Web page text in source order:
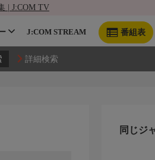
| J:COM TV
番組表
J:COM STREAM
詳細検索
同じジ